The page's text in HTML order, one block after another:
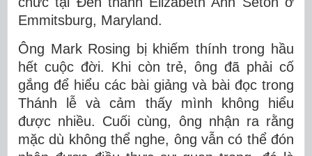
Emmitsburg, Maryland.
Ông Mark Rosing bị khiếm thính trong hầu
hết cuộc đời. Khi còn trẻ, ông đã phải cố
gắng để hiểu các bài giảng và bài đọc trong
Thánh lễ và cảm thấy mình không hiểu
được nhiều. Cuối cùng, ông nhận ra rằng
mặc dù không thể nghe, ông vẫn có thể đón